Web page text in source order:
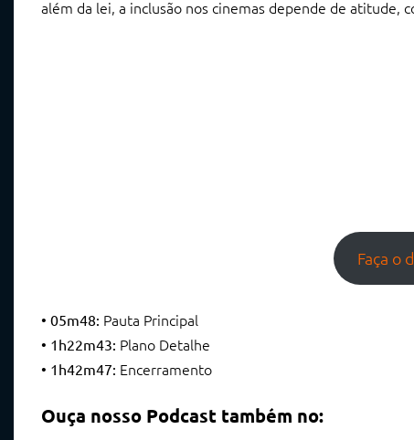
além da lei, a inclusão nos cinemas depende de atitude,
Faça o
• 05m48: Pauta Principal
• 1h22m43: Plano Detalhe
• 1h42m47: Encerramento
Ouça nosso Podcast também no: